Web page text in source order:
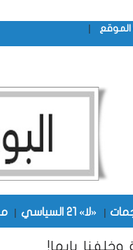
|
| «لا» 21 السياسي |
وخلفنا بابها!